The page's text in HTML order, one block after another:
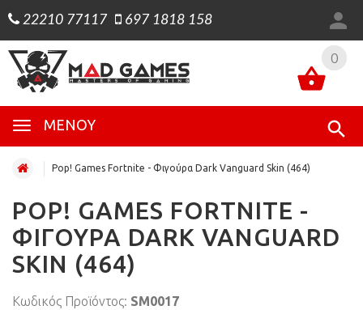
22210 77117 697 1818 158
0
ΜΕΝΟΎ
0
Pop! Games Fortnite - Φιγούρα Dark Vanguard Skin (464)
POP! GAMES FORTNITE -
ΦΙΓΟΎΡΑ DARK VANGUARD
SKIN (464)
Κωδικός Προϊόντος: SM0017